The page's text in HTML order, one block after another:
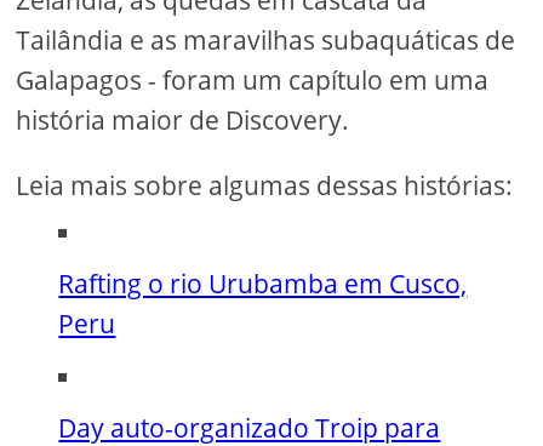
Tailândia e as maravilhas subaquáticas de
Galapagos - foram um capítulo em uma
história maior de Discovery.
Leia mais sobre algumas dessas histórias:
Rafting o rio Urubamba em Cusco,
Peru
Day auto-organizado Troip para